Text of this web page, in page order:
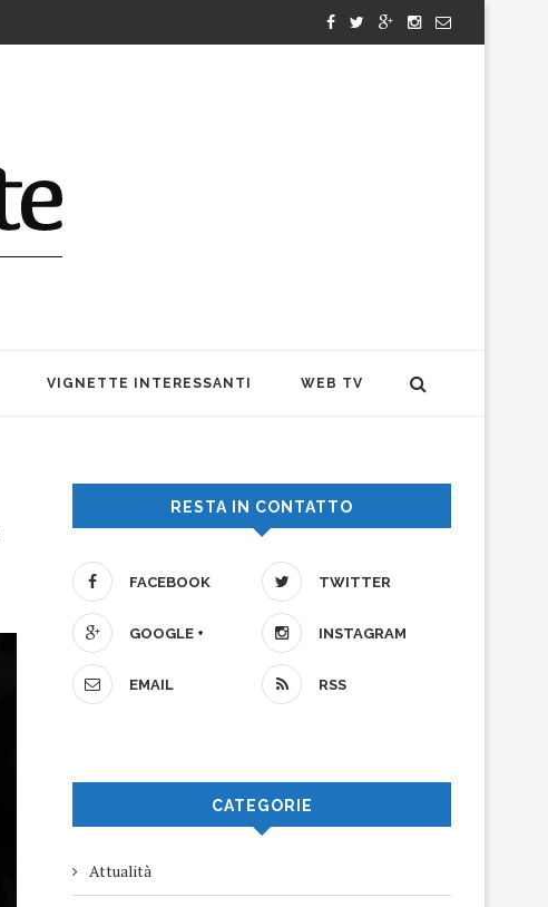
VIGNETTE INTERESSANTI WEB TV
RESTA IN CONTATTO
FACEBOOK TWITTER
GOOGLE + INSTAGRAM
EMAIL RSS
CATEGORIE
Attualità